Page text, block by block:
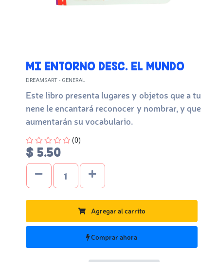
MI ENTORNO DESC. EL MUNDO
DREAMSART - GENERAL
Este libro presenta lugares y objetos que a tu
nene le encantará reconocer y nombrar, y que
aumentarán su vocabulario.
Four out of Five Stars
(0)
$ 5.50
Agregar al carrito
Comprar ahora